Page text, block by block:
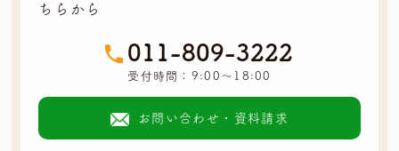
ちらから
011-809-3222
受付時間：9:00～18:00
お問い合わせ・資料請求